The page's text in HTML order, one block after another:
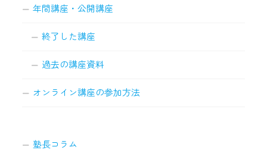
年間講座・公開講座
終了した講座
過去の講座資料
オンライン講座の参加方法
塾長コラム